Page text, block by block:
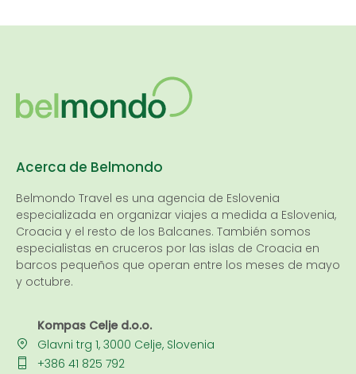
Acerca de Belmondo
Belmondo Travel es una agencia de Eslovenia
especializada en organizar viajes a medida a Eslovenia,
Croacia y el resto de los Balcanes. También somos
especialistas en cruceros por las islas de Croacia en
barcos pequeños que operan entre los meses de mayo
y octubre.
Kompas Celje d.o.o.
Glavni trg 1, 3000 Celje, Slovenia
+386 41 825 792